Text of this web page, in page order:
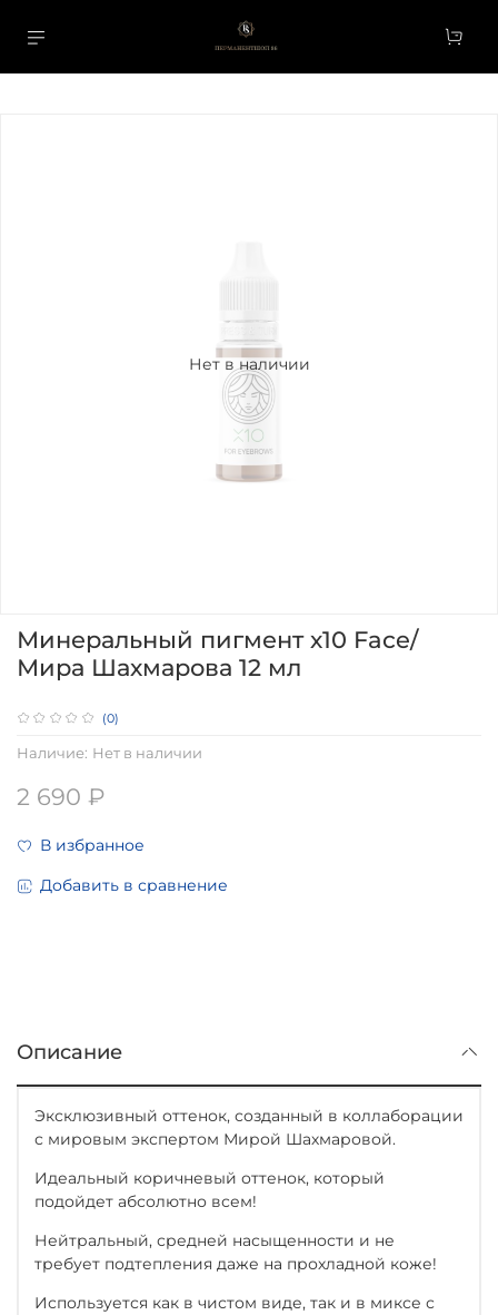
Нет в наличии
(0)
Наличие: Нет в наличии
Минеральный пигмент х10 Face/
Мира Шахмарова 12 мл
2 690 ₽
В избранное
Добавить в сравнение
Описание
Эксклюзивный оттенок, созданный в коллаборации
с мировым экспертом Мирой Шахмаровой.
Идеальный коричневый оттенок, который
подойдет абсолютно всем!
Нейтральный, средней насыщенности и не
требует подтепления даже на прохладной коже!
Используется как в чистом виде, так и в миксе с